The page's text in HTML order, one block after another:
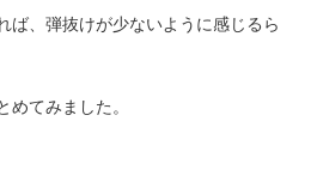
ば、弾抜けが少ないように感じるら
めてみました。